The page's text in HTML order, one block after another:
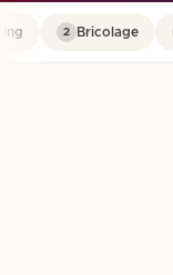
Bricolage
2